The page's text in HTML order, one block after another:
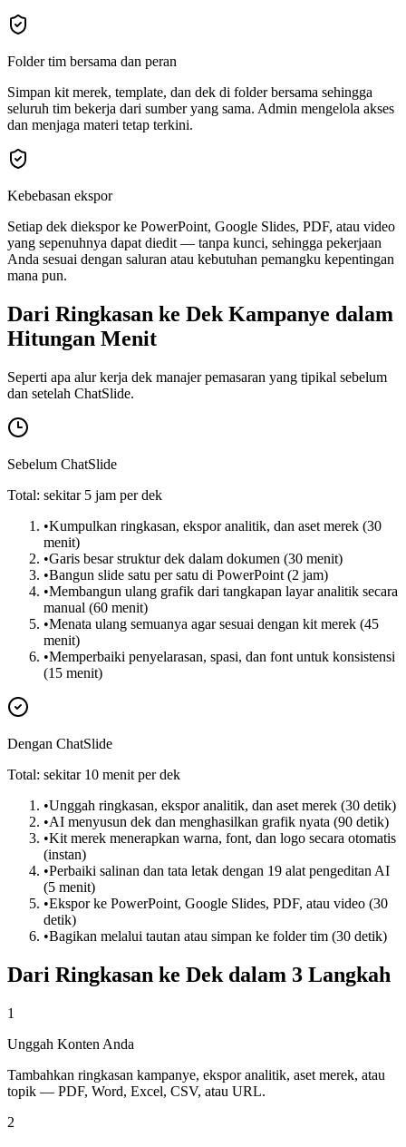
Folder tim bersama dan peran
Simpan kit merek, template, dan dek di folder bersama sehingga
seluruh tim bekerja dari sumber yang sama. Admin mengelola akses
dan menjaga materi tetap terkini.
Kebebasan ekspor
Setiap dek diekspor ke PowerPoint, Google Slides, PDF, atau video
yang sepenuhnya dapat diedit — tanpa kunci, sehingga pekerjaan
Anda sesuai dengan saluran atau kebutuhan pemangku kepentingan
mana pun.
Dari Ringkasan ke Dek Kampanye dalam
Hitungan Menit
Seperti apa alur kerja dek manajer pemasaran yang tipikal sebelum
dan setelah ChatSlide.
Sebelum ChatSlide
Total: sekitar 5 jam per dek
•Kumpulkan ringkasan, ekspor analitik, dan aset merek (30
menit)
•Garis besar struktur dek dalam dokumen (30 menit)
•Bangun slide satu per satu di PowerPoint (2 jam)
•Membangun ulang grafik dari tangkapan layar analitik secara
manual (60 menit)
•Menata ulang semuanya agar sesuai dengan kit merek (45
menit)
•Memperbaiki penyelarasan, spasi, dan font untuk konsistensi
(15 menit)
Dengan ChatSlide
Total: sekitar 10 menit per dek
•Unggah ringkasan, ekspor analitik, dan aset merek (30 detik)
•AI menyusun dek dan menghasilkan grafik nyata (90 detik)
•Kit merek menerapkan warna, font, dan logo secara otomatis
(instan)
•Perbaiki salinan dan tata letak dengan 19 alat pengeditan AI
(5 menit)
•Ekspor ke PowerPoint, Google Slides, PDF, atau video (30
detik)
•Bagikan melalui tautan atau simpan ke folder tim (30 detik)
Dari Ringkasan ke Dek dalam 3 Langkah
1
Unggah Konten Anda
Tambahkan ringkasan kampanye, ekspor analitik, aset merek, atau
topik — PDF, Word, Excel, CSV, atau URL.
2